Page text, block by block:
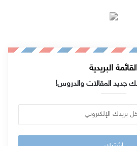
البريدية
جديد المقالات والدروس!